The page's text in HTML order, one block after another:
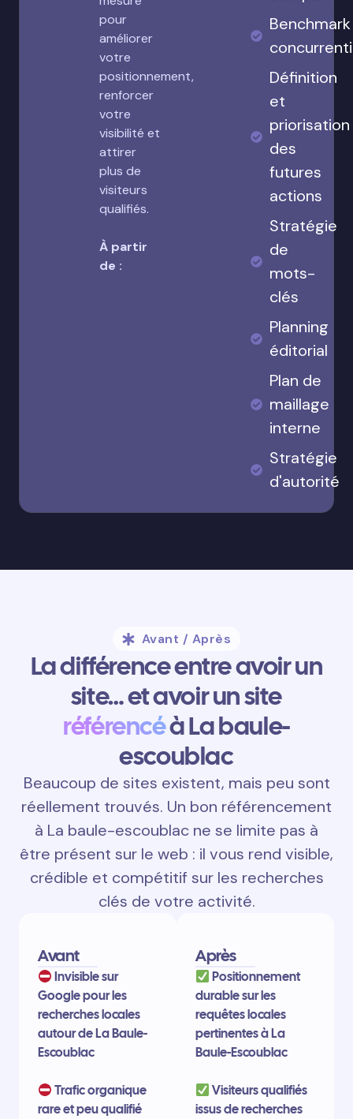
pour
améliorer
votre
positionnement,
renforcer
votre
visibilité et
attirer
plus de
visiteurs
qualifiés.
À partir
de :
Benchmark
Définition
et
priorisation
des
futures
actions
Stratégie
de
mots-
clés
Planning
éditorial
Plan de
maillage
interne
Stratégie
d'autorité
Avant / Après
La différence entre avoir un
site… et avoir un site
référencéà La baule-
escoublac
Beaucoup de sites existent, mais peu sont
réellement trouvés. Un bon référencement
à La baule-escoublac ne se limite pas à
être présent sur le web : il vous rend visible,
crédible et compétitif sur les recherches
clés de votre activité.
Avant
Invisible sur
Google pour les
recherches locales
autour de La Baule-
Escoublac
Trafic organique
rare et peu qualifié
Après
Positionnement
durable sur les
requêtes locales
pertinentes à La
Baule-Escoublac
Visiteurs qualifiés
issus de recherches